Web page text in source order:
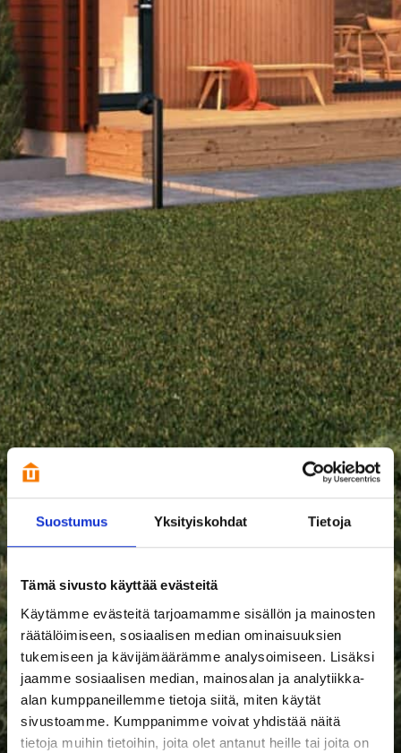
Suostumus Yksityiskohdat Tietoja
Tämä sivusto käyttää evästeitä
Käytämme evästeitä tarjoamamme sisällön ja mainosten
räätälöimiseen, sosiaalisen median ominaisuuksien
tukemiseen ja kävijämäärämme analysoimiseen. Lisäksi
jaamme sosiaalisen median, mainosalan ja analytiikka-
alan kumppaneillemme tietoja siitä, miten käytät
sivustoamme. Kumppanimme voivat yhdistää näitä
tietoja muihin tietoihin, joita olet antanut heille tai joita on